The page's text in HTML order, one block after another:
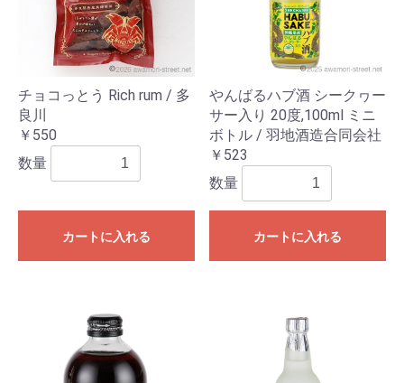
チョコっとう Rich rum / 多
良川
￥550
数量
カートに入れる
やんばるハブ酒 シークヮー
サー入り 20度,100ml ミニ
ボトル / 羽地酒造合同会社
￥523
数量
カートに入れる